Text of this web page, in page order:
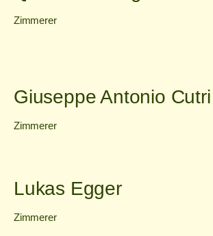
Zimmerer
Giuseppe Antonio Cutri
Zimmerer
Lukas Egger
Zimmerer